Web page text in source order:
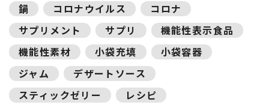
鍋
コロナウイルス
コロナ
サプリメント
サプリ
機能性表示食品
機能性素材
小袋充填
小袋容器
ジャム
デザートソース
スティックゼリー
レシピ